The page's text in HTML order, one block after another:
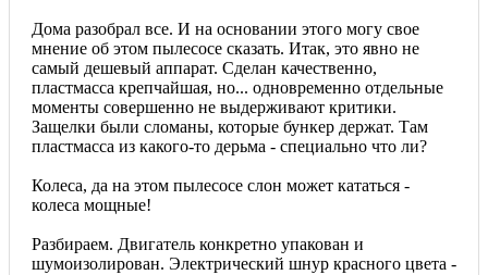
Дома разобрал все. И на основании этого могу свое
мнение об этом пылесосе сказать. Итак, это явно не
самый дешевый аппарат. Сделан качественно,
пластмасса крепчайшая, но... одновременно отдельные
моменты совершенно не выдерживают критики.
Защелки были сломаны, которые бункер держат. Там
пластмасса из какого-то дерьма - специально что ли?
Колеса, да на этом пылесосе слон может кататься -
колеса мощные!
Разбираем. Двигатель конкретно упакован и
шумоизолирован. Электрический шнур красного цвета -